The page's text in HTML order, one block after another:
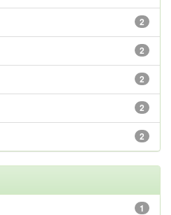
2
2
2
2
2
1